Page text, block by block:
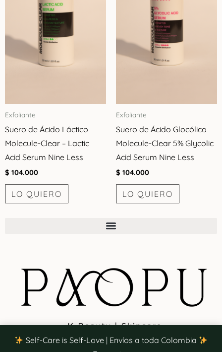
Self-Care is Self-Love | Envíos a toda Colombia
Exfoliante
Suero de Ácido Láctico
Molecule-Clear – Lactic
Acid Serum Nine Less
$ 104.000
LO QUIERO
Exfoliante
Suero de Ácido Glocólico
Molecule-Clear 5% Glycolic
Acid Serum Nine Less
$ 104.000
LO QUIERO